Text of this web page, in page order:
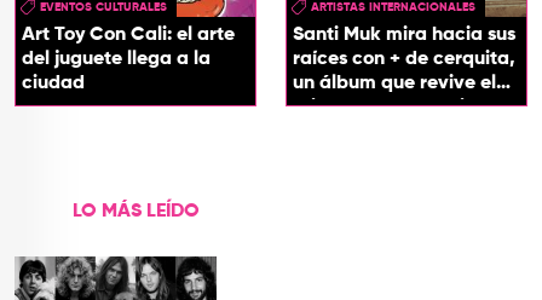
EVENTOS CULTURALES
Art Toy Con Cali: el arte
del juguete llega a la
ciudad
ARTISTAS INTERNACIONALES
Santi Muk mira hacia sus
raíces con + de cerquita,
un álbum que revive el
origen de sus canciones
LO MÁS LEÍDO